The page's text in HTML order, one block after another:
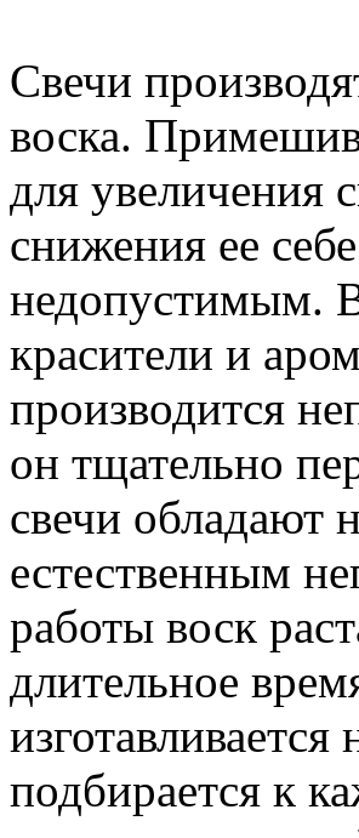
Свечи
воска.
для увеличения
снижения ее
недопустимым.
красители и
производится
он тщательно
свечи обладают
естественным
работы воск
длительное
подбирается к